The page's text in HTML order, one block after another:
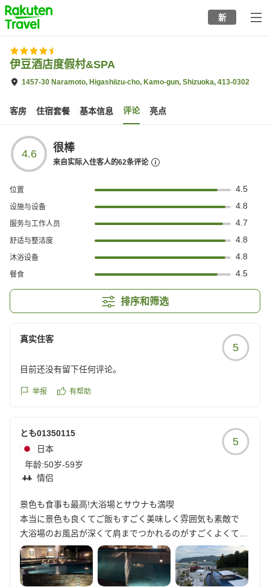
to
top
page
新
伊豆酒店度假村&SPA
1457-30 Naramoto, Higashiizu-cho, Kamo-gun, Shizuoka, 413-0302
客房 住宿套餐 基本信息 评论 亮点
4.6 很棒
来自实际入住客人的62条评论
位置 4.5
设施与设备 4.8
服务与工作人员 4.7
舒适与整洁度 4.8
沐浴设备 4.8
餐食 4.5
排序和筛选
真实住客
5
目前还没有留下任何评论。
举报 有帮助
とも01350115
日本
年龄:50岁-59岁
情侣
5
景色も食事も最高!大浴場とサウナも満喫
本当に景色も良くてご飯もすごく美味しく雰囲気も素敵で
大浴場のお風呂が深くて肩までつかれるのがすごくよくて、
サウナもあるのも嬉しかったです!
他の画像やクチコミの詳細はこちらから
https://review.travel.rakuten.co.jp/hotel/voice/179785?